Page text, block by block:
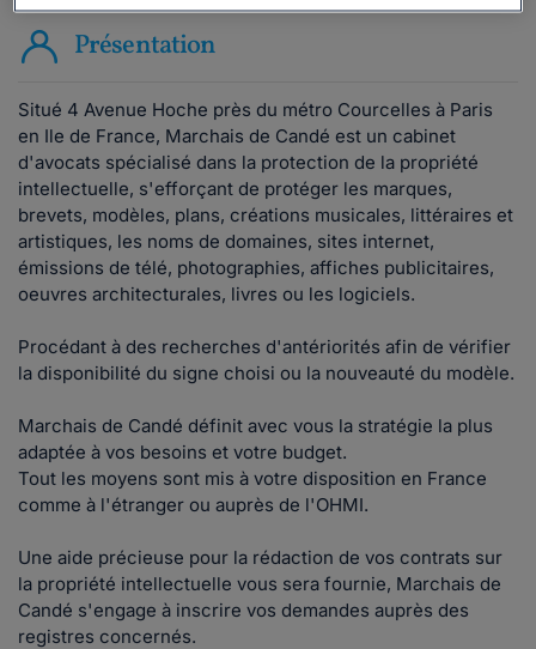
Présentation
Situé 4 Avenue Hoche près du métro Courcelles à Paris
en Ile de France, Marchais de Candé est un cabinet
d'avocats spécialisé dans la protection de la propriété
intellectuelle, s'efforçant de protéger les marques,
brevets, modèles, plans, créations musicales, littéraires et
artistiques, les noms de domaines, sites internet,
émissions de télé, photographies, affiches publicitaires,
oeuvres architecturales, livres ou les logiciels.
Procédant à des recherches d'antériorités afin de vérifier
la disponibilité du signe choisi ou la nouveauté du modèle.
Marchais de Candé définit avec vous la stratégie la plus
adaptée à vos besoins et votre budget.
Tout les moyens sont mis à votre disposition en France
comme à l'étranger ou auprès de l'OHMI.
Une aide précieuse pour la rédaction de vos contrats sur
la propriété intellectuelle vous sera fournie, Marchais de
Candé s'engage à inscrire vos demandes auprès des
registres concernés.